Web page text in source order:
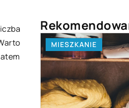
MIESZKANIE